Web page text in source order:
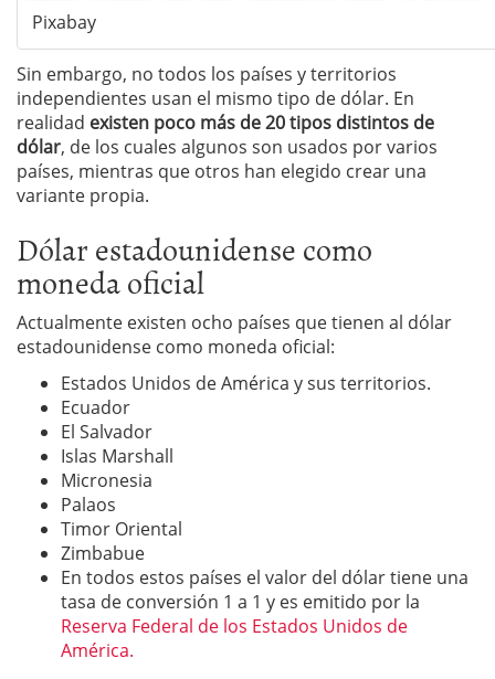
Pixabay
Sin embargo, no todos los países y territorios
independientes usan el mismo tipo de dólar. En
realidad existen poco más de 20 tipos distintos de
dólar, de los cuales algunos son usados por varios
países, mientras que otros han elegido crear una
variante propia.
Dólar estadounidense como
moneda oficial
Actualmente existen ocho países que tienen al dólar
estadounidense como moneda oficial:
Estados Unidos de América y sus territorios.
Ecuador
El Salvador
Islas Marshall
Micronesia
Palaos
Timor Oriental
Zimbabue
En todos estos países el valor del dólar tiene una
tasa de conversión 1 a 1 y es emitido por la
Reserva Federal de los Estados Unidos de
América.